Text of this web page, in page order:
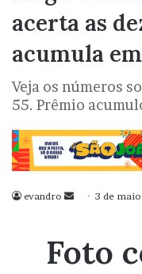
acerta as
acumula
Veja os números
55. Prêmio
evandro
Mande
mail
3 de
Foto